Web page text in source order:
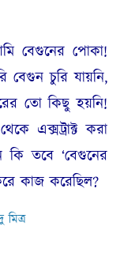
বেগুনের পোকা!
বেগুন চুরি যায়নি,
তো কিছু হয়নি!
এক্সট্রাক্ট করা
তবে ‘বেগুনের
কাজ করেছিল?
মিত্র